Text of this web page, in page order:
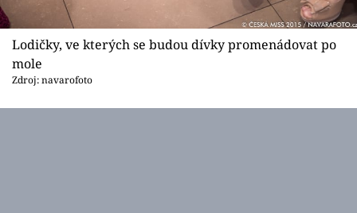
Lodičky, ve kterých se budou dívky promenádovat po
mole
Zdroj: navarofoto